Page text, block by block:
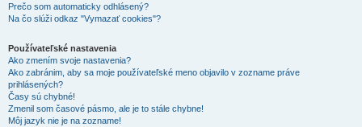
Prečo som automaticky odhlásený?
Na čo slúži odkaz "Vymazať cookies"?
Používateľské nastavenia
Ako zmením svoje nastavenia?
Ako zabránim, aby sa moje používateľské meno objavilo v zozname práve
prihlásených?
Časy sú chybné!
Zmenil som časové pásmo, ale je to stále chybne!
Môj jazyk nie je na zozname!